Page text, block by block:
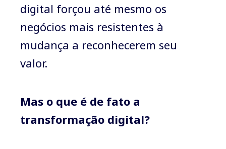
digital forçou até mesmo os
negócios mais resistentes à
mudança a reconhecerem seu
valor.
Mas o que é de fato a
transformação digital?